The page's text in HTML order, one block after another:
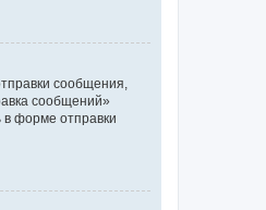
сообщения,
сообщений»
в форме отправки